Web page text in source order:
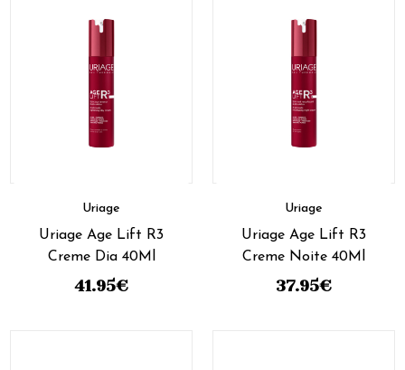
Uriage
Uriage Age Lift R3
Creme Dia 40Ml
41.95€
Uriage
Uriage Age Lift R3
Creme Noite 40Ml
37.95€